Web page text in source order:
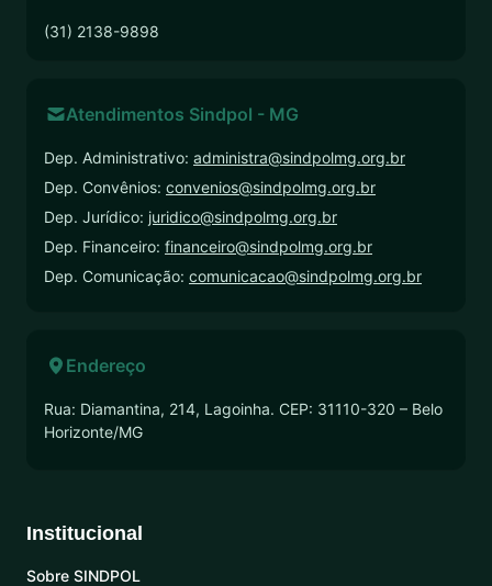
(31) 2138-9898
Atendimentos Sindpol - MG
Dep. Administrativo: administra@sindpolmg.org.br
Dep. Convênios: convenios@sindpolmg.org.br
Dep. Jurídico: juridico@sindpolmg.org.br
Dep. Financeiro: financeiro@sindpolmg.org.br
Dep. Comunicação: comunicacao@sindpolmg.org.br
Endereço
Rua: Diamantina, 214, Lagoinha. CEP: 31110-320 – Belo
Horizonte/MG
Institucional
Sobre SINDPOL